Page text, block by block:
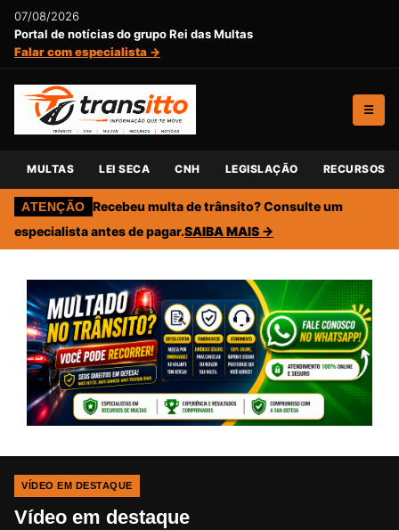
07/08/2026
Portal de notícias do grupo Rei das Multas
Falar com especialista →
☰
MULTAS LEI SECA CNH LEGISLAÇÃO RECURSOS
ATENÇÃO Recebeu multa de trânsito? Consulte um
especialista antes de pagar.SAIBA MAIS →
VÍDEO EM DESTAQUE
Vídeo em destaque